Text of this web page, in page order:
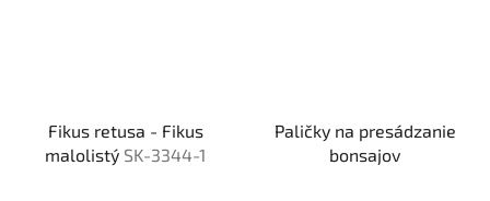
Fikus retusa - Fikus
malolistý SK-3344-1
Paličky na presádzanie
bonsajov